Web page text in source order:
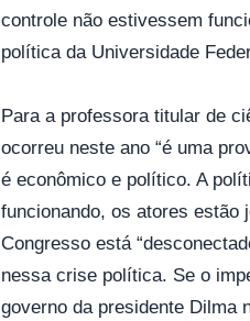
controle não estivessem
política da Universidade
Para a professora titular de
ocorreu neste ano “é uma
é econômico e político. A
funcionando, os atores estão
Congresso está
nessa crise política. Se o
governo da presidente Dilma